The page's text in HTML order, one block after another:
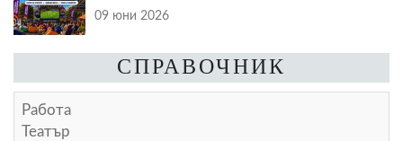
09 юни 2026
СПРАВОЧНИК
Работа
Театър